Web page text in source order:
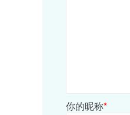
你的昵称*